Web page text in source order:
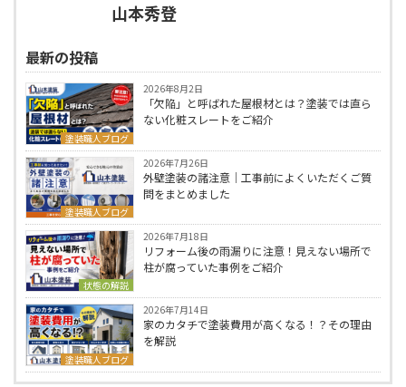
山本秀登
最新の投稿
塗装職人ブログ
2026年8月2日
「欠陥」と呼ばれた屋根材とは？塗装では直ら
ない化粧スレートをご紹介
塗装職人ブログ
2026年7月26日
外壁塗装の諸注意｜工事前によくいただくご質
問をまとめました
状態の解説
2026年7月18日
リフォーム後の雨漏りに注意！見えない場所で
柱が腐っていた事例をご紹介
塗装職人ブログ
2026年7月14日
家のカタチで塗装費用が高くなる！？その理由
を解説